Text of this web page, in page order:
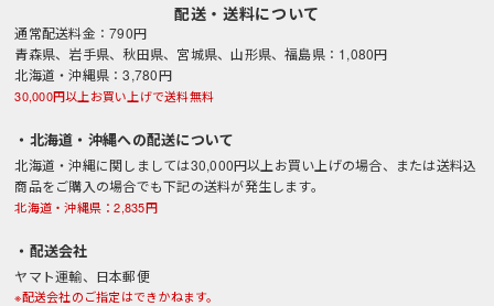
配送・送料について
通常配送料金：790円
青森県、岩手県、秋田県、宮城県、山形県、福島県：1,080円
北海道・沖縄県：3,780円
30,000円以上お買い上げで送料無料
・北海道・沖縄への配送について
北海道・沖縄に関しましては30,000円以上お買い上げの場合、または送料込
商品をご購入の場合でも下記の送料が発生します。
北海道・沖縄県：2,835円
・配送会社
ヤマト運輸、日本郵便
※配送会社のご指定はできかねます。